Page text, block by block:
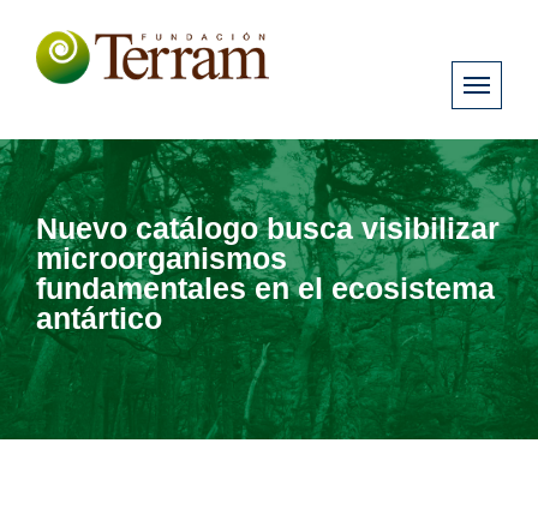
Nuevo catálogo busca visibilizar
microorganismos
fundamentales en el ecosistema
antártico